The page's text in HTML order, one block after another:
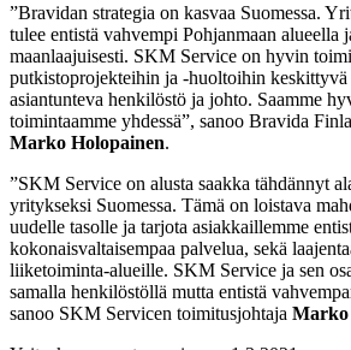
”Bravidan strategia on kasvaa Suomessa.
tulee entistä vahvempi Pohjanmaan alueella
maanlaajuisesti. SKM Service on hyvin
putkistoprojekteihin ja -huoltoihin
asiantunteva henkilöstö ja johto. Saamme
toimintaamme yhdessä”, sanoo Bravida
Marko Holopainen.
”SKM Service on alusta saakka tähdännyt
yritykseksi Suomessa. Tämä on loistava
uudelle tasolle ja tarjota asiakkaillemme
kokonaisvaltaisempaa palvelua, sekä
liiketoiminta-alueille. SKM Service ja sen
samalla henkilöstöllä mutta entistä
sanoo SKM Servicen toimitusjohtaja